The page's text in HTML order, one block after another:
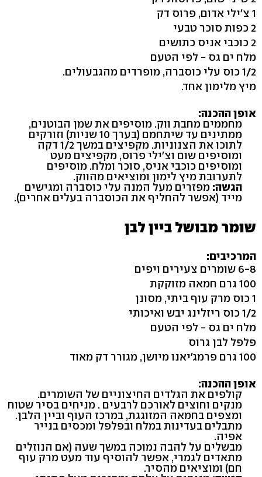
1 צ'ילי אדום, פרוס דק
2 כפות סוכר טבעי
2 כוכבי אניס כתושים
מלח ים גס - לפי הטעם
1/2 כוס עלי כוסברה, מופרדים מהגבעולים.
מיץ מלימון אחד.
אופן ההכנה:
מחממים מחבת ווק. מוסיפים את שמן הבוטנים,
ממתינים עד שיתחמם (בערך 10 שניות) וזורקים
לתוכו את הצנוניות. מקפיצים במשך 1/2 דקה
ומוסיפים שום וצ'ילי פרוס, מקפיצים מעט
ומוסיפים כוכבי אניס, סוכר ומלח. מוסיפים
לתערובת מיץ לימון ומוציאים מהווק.
הגשה: מפזרים מעל המנה עלי כוסברה ומגישים
מייד (אפשר להחליף את הכוסברה בעלים אחרים).
שומר מבושל ביין לבן
המרכיבים:
6-8 שומרים צעירים ויפים
100 גרם חמאה מזוקקת
1 כוס מרק עוף ביתי, מסונן
1/2 כוס ריזלינג יבש ואיכותי
מלח ים גס - לפי הטעם
פלפל לבן גרוס
100 גרם פרמג'יאנו מיושן, מגורר דק מאוד
אופן ההכנה:
קולפים את הגלדים החיצוניים של השומרים.
מנקים וחוצים לאורכם לרבעים . מניחים בסיר שטוח
ומצפים בחמאה המזוגגת, במרכז העוף וביין הלבן.
מתבלים בעדינות במלח ובפלפל ומכסים בנייר
אפיה.
מבשלים על להבה נמוכה במשך שעה (אם הנוזלים
מתאדים לגמרי, אפשר להוסיף עוד מעט מרק עוף
חם) ומוציאים מהסיר.